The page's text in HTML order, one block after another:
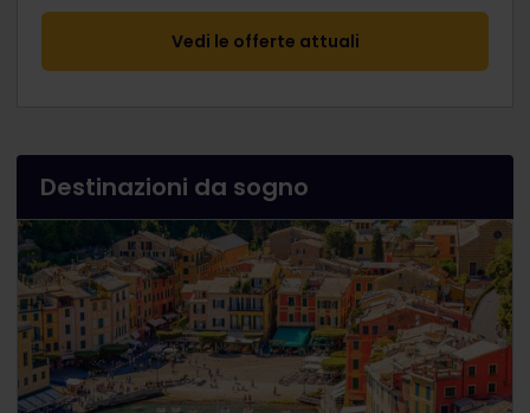
Vedi le offerte attuali
Destinazioni da sogno